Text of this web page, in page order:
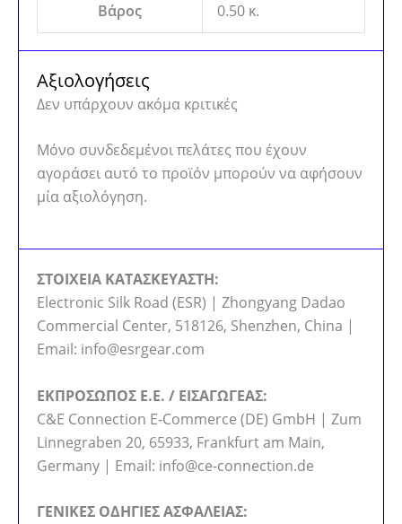
Βάρος 0.50 κ.
Αξιολογήσεις
Δεν υπάρχουν ακόμα κριτικές
Μόνο συνδεδεμένοι πελάτες που έχουν
αγοράσει αυτό το προϊόν μπορούν να αφήσουν
μία αξιολόγηση.
ΣΤΟΙΧΕΙΑ ΚΑΤΑΣΚΕΥΑΣΤΗ:
Electronic Silk Road (ESR) | Zhongyang Dadao
Commercial Center, 518126, Shenzhen, China |
Email: info@esrgear.com
ΕΚΠΡΟΣΩΠΟΣ Ε.Ε. / ΕΙΣΑΓΩΓΕΑΣ:
C&E Connection E-Commerce (DE) GmbH | Zum
Linnegraben 20, 65933, Frankfurt am Main,
Germany | Email: info@ce-connection.de
ΓΕΝΙΚΕΣ ΟΔΗΓΙΕΣ ΑΣΦΑΛΕΙΑΣ: